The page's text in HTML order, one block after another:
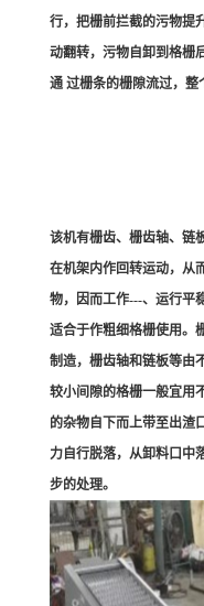
行，把栅前拦截的污物提
动翻转，污物自卸到格栅
通 过栅条的栅隙流过，整
该机有栅齿、栅齿轴、链
在机架内作回转运动，从
物，因而工作---、运行平
适合于作粗细格栅使用。
制造，栅齿轴和链板等由
较小间隙的格栅一般宜用
的杂物自下而上带至出渣
力自行脱落，从卸料口中
步的处理。